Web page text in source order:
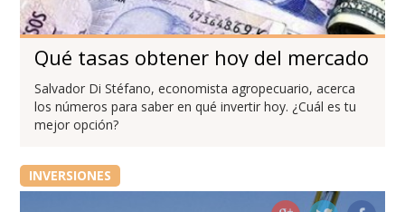
Qué tasas obtener hoy del mercado
Salvador Di Stéfano, economista agropecuario, acerca
los números para saber en qué invertir hoy. ¿Cuál es tu
mejor opción?
INVERSIONES